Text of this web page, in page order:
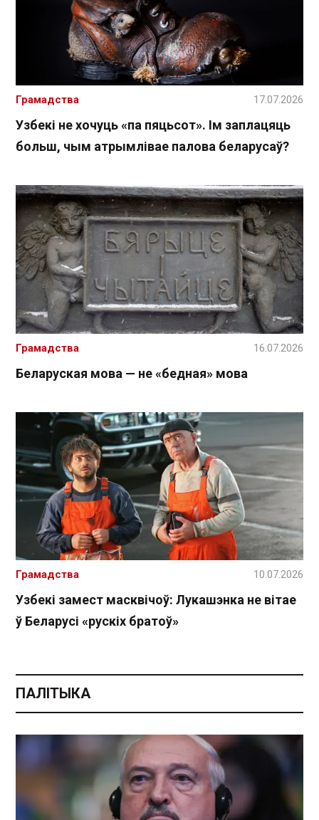
Узбекі не хочуць «па пяцьсот». Ім заплацяць
больш, чым атрымлівае палова беларусаў?
Грамадства 17.07.2026
Беларуская мова — не «бедная» мова
Грамадства 16.07.2026
Узбекі замест масквічоў: Лукашэнка не вітае
ў Беларусі «рускіх братоў»
Грамадства 10.07.2026
ПАЛІТЫКА